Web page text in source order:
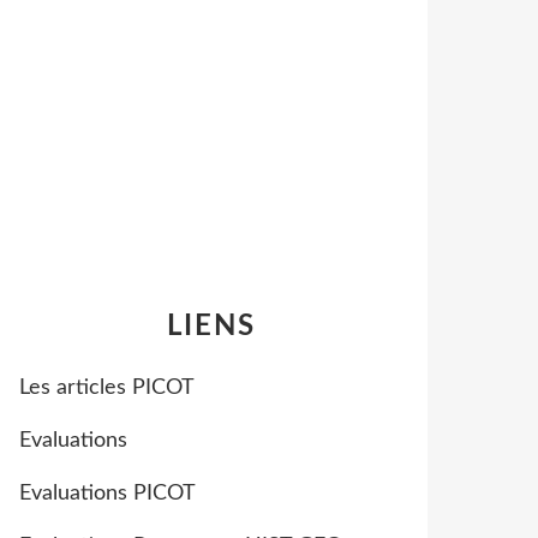
LIENS
Les articles PICOT
Evaluations
Evaluations PICOT